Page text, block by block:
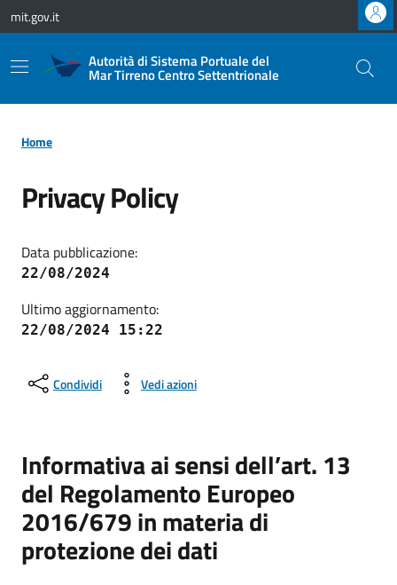
Vai ai contenuti
Vai al footer
mit.gov.it
Autorità di Sistema Portuale del
Mar Tirreno Centro Settentrionale
Home
Privacy Policy
Data pubblicazione:
22/08/2024
Ultimo aggiornamento:
22/08/2024 15:22
Condividi Vedi azioni
Informativa ai sensi dell’art. 13
del Regolamento Europeo
2016/679 in materia di
protezione dei dati